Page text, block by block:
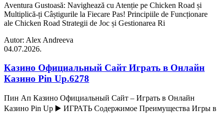
Aventura Gustoasă: Navighează cu Atenție pe Chicken Road și
Multiplică-ți Câștigurile la Fiecare Pas! Principiile de Funcționare
ale Chicken Road Strategii de Joc și Gestionarea Ri
Autor: Alex Andreeva
04.07.2026.
Казино Официальный Сайт Играть в Онлайн
Казино Pin Up.6278
Пин Ап Казино Официальный Сайт – Играть в Онлайн
Казино Pin Up ▶️ ИГРАТЬ Содержимое Преимущества Игры в